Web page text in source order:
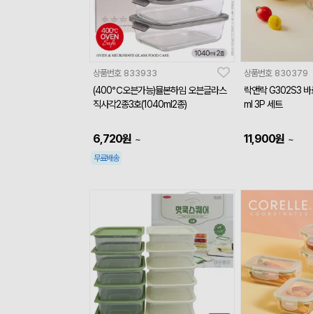
상품번호 833933
(400℃오븐가능)뮬본하임 오븐글라스
직사각2종3호(1040ml2종)
6,720원 ~
무료배송
상품번호 830379
락앤락 G302S3
ml 3P 세트
11,900원 ~